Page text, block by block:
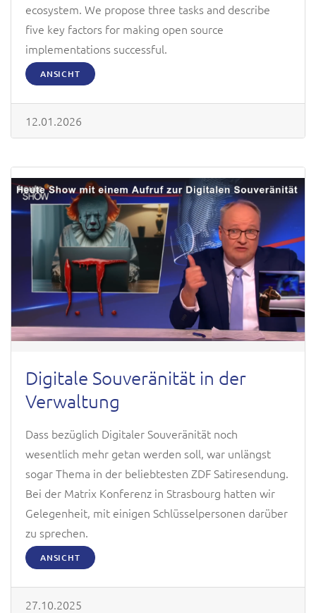
ecosystem. We propose three tasks and describe
five key factors for making open source
implementations successful.
ANSICHT
12.01.2026
Digitale Souveränität in der
Verwaltung
Dass bezüglich Digitaler Souveränität noch
wesentlich mehr getan werden soll, war unlängst
sogar Thema in der beliebtesten ZDF Satiresendung.
Bei der Matrix Konferenz in Strasbourg hatten wir
Gelegenheit, mit einigen Schlüsselpersonen darüber
zu sprechen.
ANSICHT
27.10.2025